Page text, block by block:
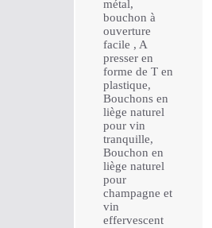
métal,
bouchon à
ouverture
facile , A
presser en
forme de T en
plastique,
Bouchons en
liège naturel
pour vin
tranquille,
Bouchon en
liège naturel
pour
champagne et
vin
effervescent